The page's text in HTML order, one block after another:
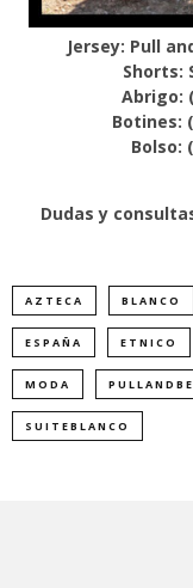
Jersey: Pull
Shorts:
Abrigo:
Botines:
Bolso:
Dudas y
AZTECA BLANCO
ESPAÑA ETNICO
MODA
SUITEBLANCO